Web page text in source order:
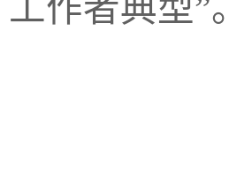
工作者典型”。